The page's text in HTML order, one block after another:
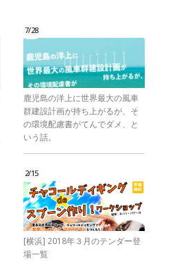
7/28
鹿児島の洋上に世界最大の風車
群建設計画が持ち上がるが、そ
の環境配慮書がてんでダメ、と
いう話。
2/15
[横浜] 2018年３月のテンダー登
場一覧